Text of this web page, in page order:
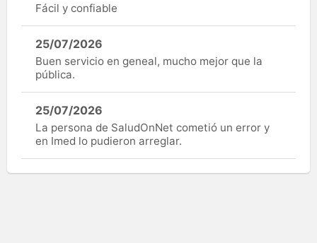
Fácil y confiable
25/07/2026
Buen servicio en geneal, mucho mejor que la
pública.
25/07/2026
La persona de SaludOnNet cometió un error y
en Imed lo pudieron arreglar.